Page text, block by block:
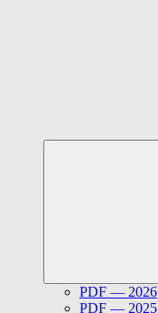
PDF — 2026
PDF — 2025